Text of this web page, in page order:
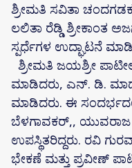
ಶ್ರೀಮತಿ ಸವಿತಾ
ಲಲಿತಾ ರೆಡ್ಡಿ ಶ್ರೀಕಾಂತ
ಸ್ಪರ್ಧೆಗಳ ಉದ್ಘಾಟನೆ
ಶ್ರೀಮತಿ ಜಯಶ್ರೀ
ಮಾಡಿದರು, ಎನ್. ಡಿ.
ಮಾಡಿದರು. ಈ
ಬೆಳಗಾವಕರ್,, ಯುವರಾಜ
ಉಪಸ್ಥಿತರಿದ್ದರು. ರವಿ
ಭೇಕಣೆ ಮತ್ತು ಪ್ರವೀಣ್